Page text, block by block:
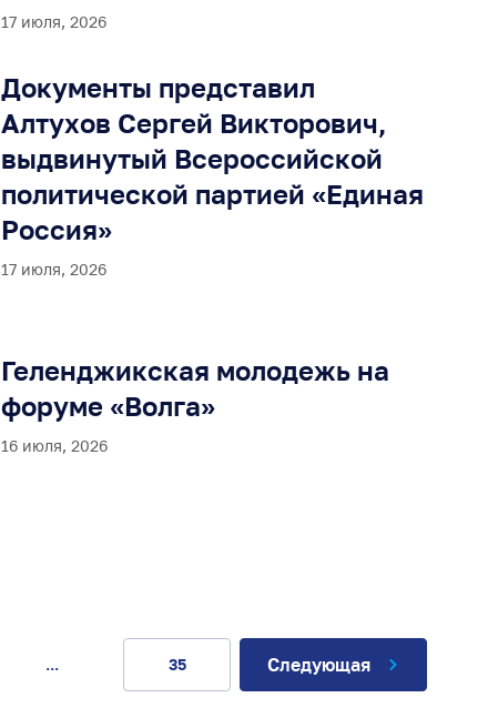
17 июля, 2026
Документы представил
Алтухов Сергей Викторович,
выдвинутый Всероссийской
политической партией «Единая
Россия»
17 июля, 2026
Геленджикская молодежь на
форуме «Волга»
16 июля, 2026
... 35 Следующая